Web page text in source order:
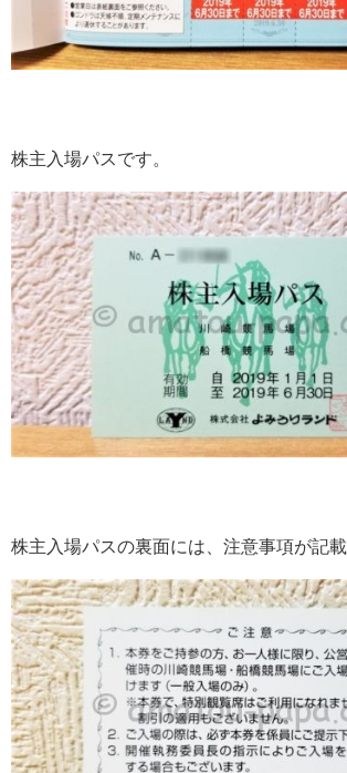
株主入場パスです。
株主入場パスの裏面には、注意事項が記載